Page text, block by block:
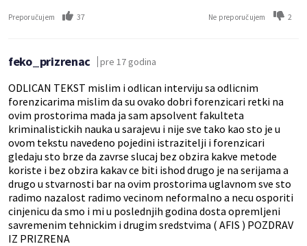
Preporučujem 37 Ne preporučujem 2
feko_prizrenac pre 17 godina
ODLICAN TEKST mislim i odlican interviju sa odlicnim
forenzicarima mislim da su ovako dobri forenzicari retki na
ovim prostorima mada ja sam apsolvent fakulteta
kriminalistickih nauka u sarajevu i nije sve tako kao sto je u
ovom tekstu navedeno pojedini istrazitelji i forenzicari
gledaju sto brze da zavrse slucaj bez obzira kakve metode
koriste i bez obzira kakav ce biti ishod drugo je na serijama a
drugo u stvarnosti bar na ovim prostorima uglavnom sve sto
radimo nazalost radimo vecinom neformalno a necu osporiti
cinjenicu da smo i mi u poslednjih godina dosta opremljeni
savremenim tehnickim i drugim sredstvima ( AFIS ) POZDRAV
IZ PRIZRENA